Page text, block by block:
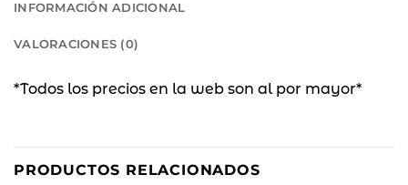
INFORMACIÓN ADICIONAL
VALORACIONES (0)
*Todos los precios en la web son al por mayor*
PRODUCTOS RELACIONADOS